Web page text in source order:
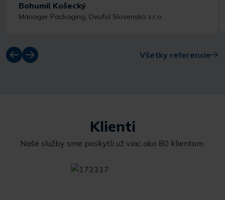
Bohumil Košecký
Manager Packaging, Deufol Slovensko s.r.o.
Všetky referencie
Klienti
Naše služby sme poskytli už viac ako 80 klientom.